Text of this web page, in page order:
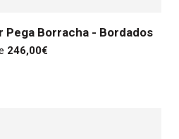
Pega Borracha - Bordados
246,00€